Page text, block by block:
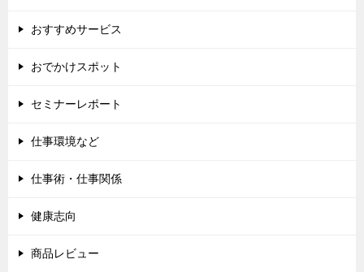
おすすめサービス
おでかけスポット
セミナーレポート
仕事環境など
仕事術・仕事関係
健康志向
商品レビュー